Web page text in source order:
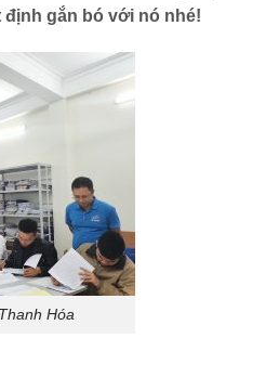
gắn bó với nó nhé!
Hóa